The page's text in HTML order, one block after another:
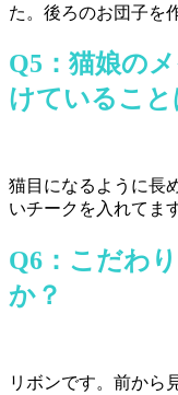
た。後ろのお団子を
Q5： 猫娘の
けていること
猫目になるように長
いチークを入れてま
Q6： こだわ
か？
リボンです。前から